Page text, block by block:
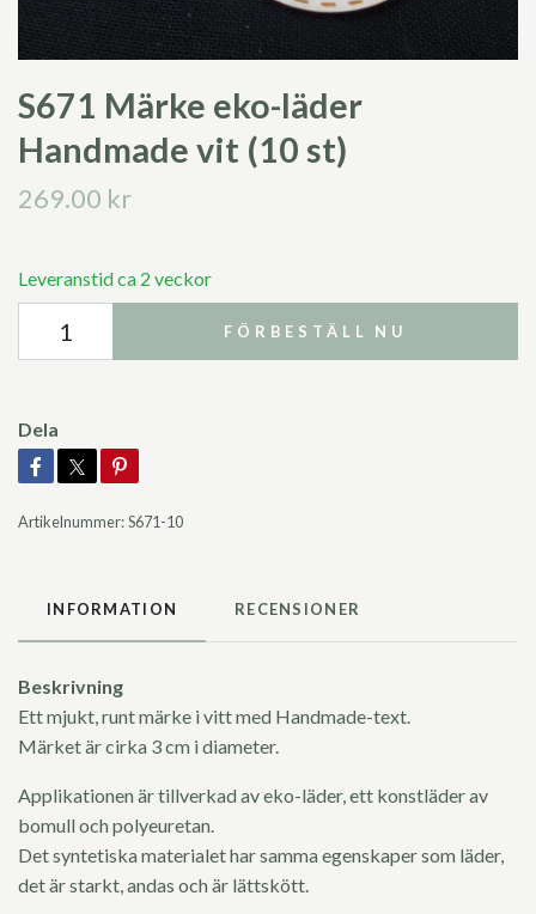
S671 Märke eko-läder
Handmade vit (10 st)
269.00 kr
Leveranstid ca 2 veckor
FÖRBESTÄLL NU
Dela
Artikelnummer:S671-10
INFORMATION RECENSIONER
Beskrivning
Ett mjukt, runt märke i vitt med Handmade-text.
Märket är cirka 3 cm i diameter.
Applikationen är tillverkad av eko-läder, ett konstläder av
bomull och polyeuretan.
Det syntetiska materialet har samma egenskaper som läder,
det är starkt, andas och är lättskött.